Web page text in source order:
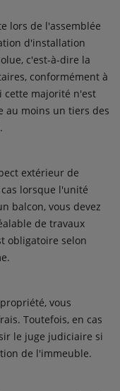
lors de l'assemblée
d'installation
c'est-à-dire la
conformément à
cette majorité n'est
au moins un tiers des
extérieur de
lorsque l'unité
balcon, vous devez
de travaux
obligatoire selon
vous
Toutefois, en cas
le juge judiciaire si
de l'immeuble.